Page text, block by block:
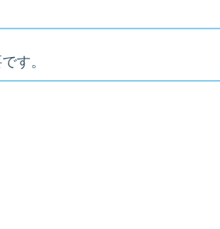
す。